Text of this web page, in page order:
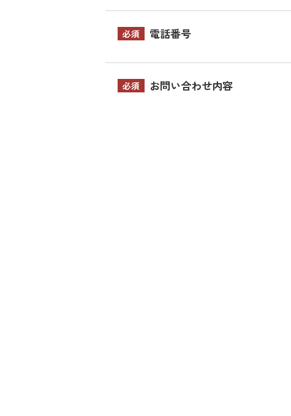
必須 電話番号
必須 お問い合わせ内容